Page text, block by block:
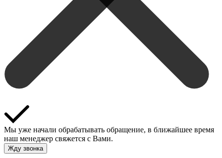
Мы уже начали обрабатывать обращение, в ближайшее время
наш менеджер свяжется с Вами.
Жду звонка